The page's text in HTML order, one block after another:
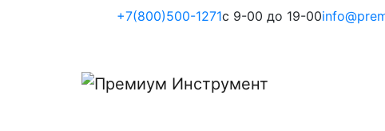
+7(800)500-1271с 9-00 до 19-00